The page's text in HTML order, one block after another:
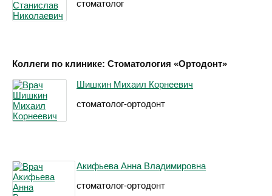
стоматолог
Коллеги по клинике: Стоматология «Ортодонт»
Шишкин Михаил Корнеевич
стоматолог-ортодонт
Акифьева Анна Владимировна
стоматолог-ортодонт